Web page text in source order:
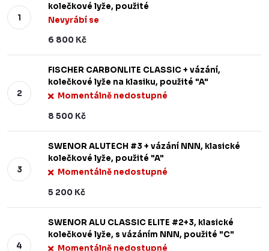
kolečkové lyže, použité
Nevyrábí se
6 800 Kč
FISCHER CARBONLITE CLASSIC + vázání,
kolečkové lyže na klasiku, použité "A"
Momentálně nedostupné
8 500 Kč
SWENOR ALUTECH #3 + vázání NNN, klasické
kolečkové lyže, použité "A"
Momentálně nedostupné
5 200 Kč
SWENOR ALU CLASSIC ELITE #2+3, klasické
kolečkové lyže, s vázáním NNN, použité "C"
Momentálně nedostupné